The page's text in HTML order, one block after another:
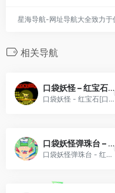
星海导航-网址导航大全致力于
相关导航
口袋妖怪 – 红宝石[口袋妖怪网](386)(简)(JP)(64.58Mb)
口袋妖怪 - 红宝石[口袋妖怪网](386)(简)(JP)(64.58Mb)
口袋妖怪弹珠台 – 红宝石&蓝宝石[卧看微尘](v1.2)(简)(JP)(64Mb)
口袋妖怪弹珠台 - 红宝石&蓝宝石[卧看微尘](v1.2)(简)(JP)(64Mb)